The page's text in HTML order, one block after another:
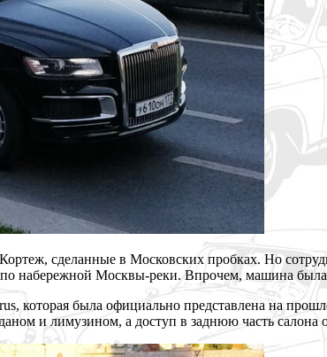
сделанные в Московских пробках. Но
по набережной Москвы-реки.Впрочем, машина
которая была официально представлена на
и лимузином, а доступ в заднюю часть